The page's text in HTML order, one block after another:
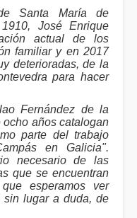
Santa María de
José Enrique
actual de los
familiar y en 2017
deterioradas, de la
para hacer
Fernández de la
años catalogan
parte del trabajo
en Galicia".
necesario de las
que se encuentran
esperamos ver
sin lugar a duda, de